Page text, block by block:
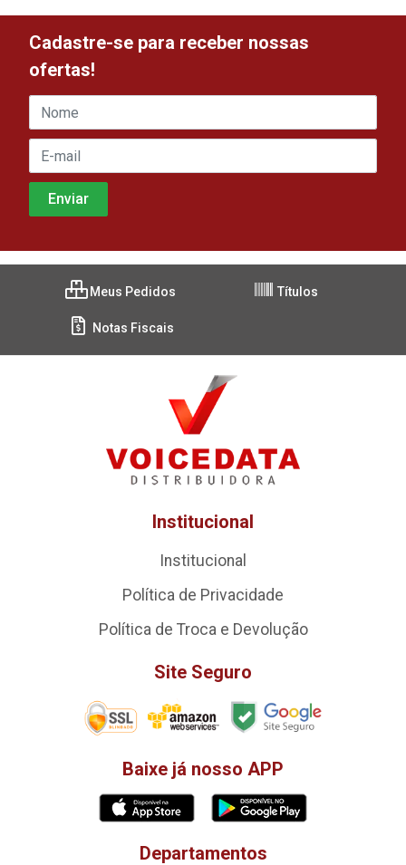
Cadastre-se para receber nossas
ofertas!
Meus Pedidos Títulos
Notas Fiscais
Institucional
Institucional
Política de Privacidade
Política de Troca e Devolução
Site Seguro
Baixe já nosso APP
Departamentos